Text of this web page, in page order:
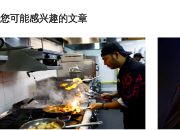
您可能感兴趣的文章